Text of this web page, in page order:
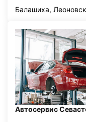
Балашиха,
Автосервис